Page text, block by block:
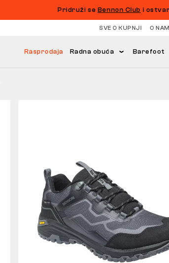
Pridruži se Bennon Club i
SVE O KUPNJI O
Rasprodaja Radna obuća Barefoot